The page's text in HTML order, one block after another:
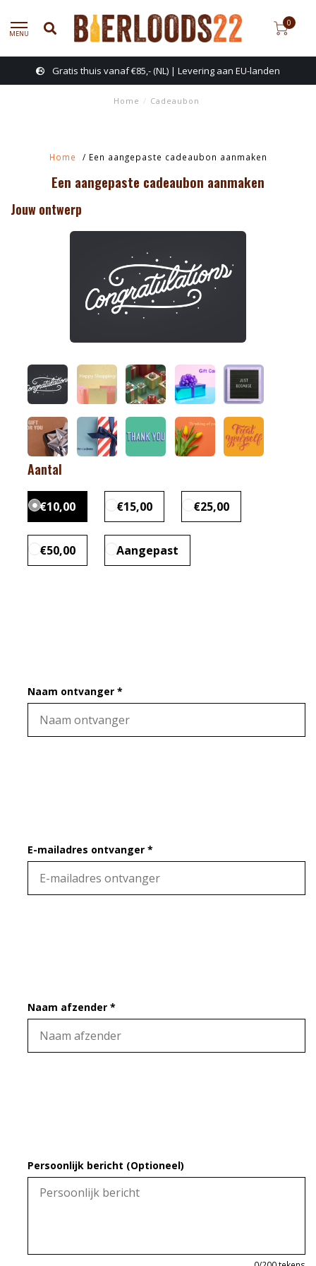
MENU
0
Gratis thuis vanaf €85,- (NL) | Levering aan EU-landen
Home / Cadeaubon
Home / Een aangepaste cadeaubon aanmaken
Een aangepaste cadeaubon aanmaken
Jouw ontwerp
Aantal
€10,00 €15,00 €25,00
€50,00 Aangepast
Naam ontvanger *
E-mailadres ontvanger *
Naam afzender *
Persoonlijk bericht (Optioneel)